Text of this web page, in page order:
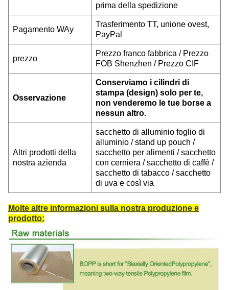
prima della spedizione
Pagamento WAy
Trasferimento TT, unione ovest,
PayPal
prezzo
Prezzo franco fabbrica / Prezzo
FOB Shenzhen / Prezzo CIF
Osservazione
Conserviamo i cilindri di
stampa (design) solo per te,
non venderemo le tue borse a
nessun altro.
Altri prodotti della
nostra azienda
sacchetto di alluminio foglio di
alluminio / stand up pouch /
sacchetto per alimenti / sacchetto
con cerniera / sacchetto di caffè /
sacchetto di tabacco / sacchetto
di uva e così via
Molte altre informazioni sulla nostra produzione e
prodotto: